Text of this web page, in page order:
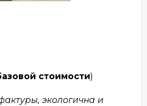
стоимости)
экологична и